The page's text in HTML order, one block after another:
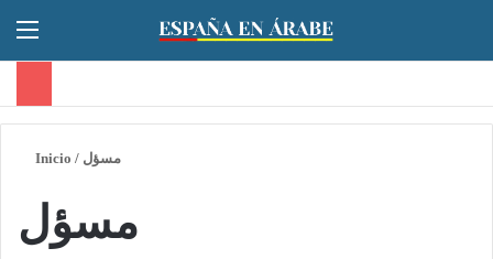
Inicio / مسؤل
مسؤل